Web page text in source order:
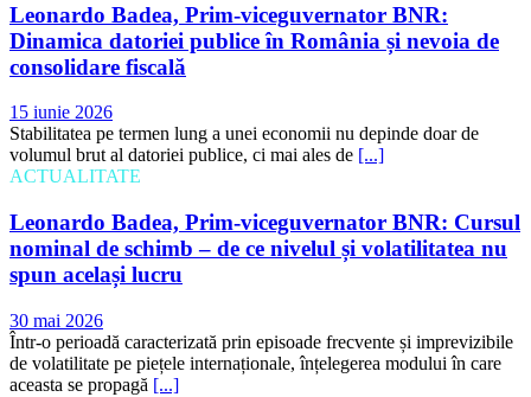
Leonardo Badea, Prim-viceguvernator BNR:
Dinamica datoriei publice în România și nevoia de
consolidare fiscală
15 iunie 2026
Stabilitatea pe termen lung a unei economii nu depinde doar de
volumul brut al datoriei publice, ci mai ales de [...]
ACTUALITATE
Leonardo Badea, Prim-viceguvernator BNR: Cursul
nominal de schimb – de ce nivelul și volatilitatea nu
spun același lucru
30 mai 2026
Într-o perioadă caracterizată prin episoade frecvente și imprevizibile
de volatilitate pe piețele internaționale, înțelegerea modului în care
aceasta se propagă [...]